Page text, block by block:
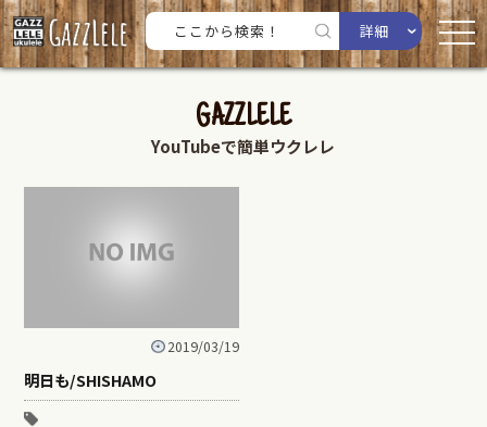
詳細
GAZZLELE
YouTubeで簡単ウクレレ
2019/03/19
明日も/SHISHAMO